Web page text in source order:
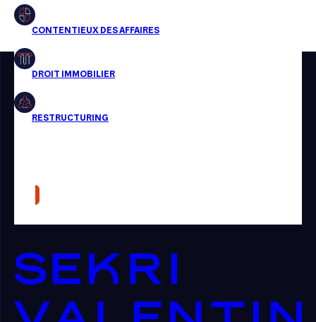
Droit immobilier
Restructuring
Presse
Aucun résultats pour cette recherche